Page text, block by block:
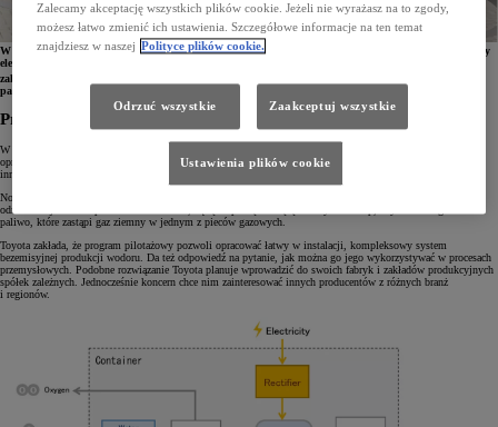
W ramach współpracy z firmą DENSO i samorządem prefektury Fukushima Toyota opracowała nowy
elektrolizer wody produkujący wodór bez emisji CO
zakładów przemysłowych. Jego konstrukcja w 90% opiera się na komponentach zestawu ogniw
paliwowych 2. generacji, stosowanych w sedanie Toyota Mirai i autobusie miejskim Toyota SORA.
Produkcja wodoru bez emisji i bez konieczności transportu
W marcu 2023 roku w fabryce DENSO Fukushima zostanie zamontowany prototypowy elektrolizer
opracowany przez Toyotę. Urządzenie to zostanie poddane testom i posłuży jako instalacja poglądowa dla
innych producentów zainteresowanych dekarbonizacją własnych zakładów.
Nowy elektrolizer będzie wytwarzał wodór bezemisyjnie w procesie elektrolizy wody, przy użyciu energii
odnawialnej. W ten sposób firma DENSO, będąca spółką należącą do Toyota Group, uzyska ekologiczne
paliwo, które zastąpi gaz ziemny w jednym z pieców gazowych.
Toyota zakłada, że program pilotażowy pozwoli opracować łatwy w instalacji, kompleksowy system
bezemisyjnej produkcji wodoru. Da też odpowiedź na pytanie, jak można go jego wykorzystywać w procesach
przemysłowych. Podobne rozwiązanie Toyota planuje wprowadzić do swoich fabryk i zakładów produkcyjnych
spółek zależnych. Jednocześnie koncern chce nim zainteresować innych producentów z różnych branż
i regionów.
Zalecamy akceptację wszystkich plików cookie. Jeżeli nie wyrażasz na to zgody,
możesz łatwo zmienić ich ustawienia. Szczegółowe informacje na ten temat
znajdziesz w naszej Polityce plików cookie.
Odrzuć wszystkie Zaakceptuj wszystkie
Ustawienia plików cookie